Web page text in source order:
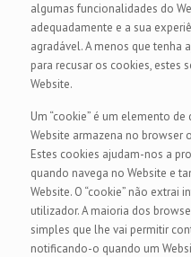
algumas funcionalidades do
adequadamente e a sua
agradável. A menos que tenha
para recusar os cookies, estes
Website.
Um “cookie” é um elemento
Website armazena no browser
Estes cookies ajudam-nos a
quando navega no Website e
Website. O “cookie” não extrai
utilizador. A maioria dos
simples que lhe vai permitir
notificando-o quando um